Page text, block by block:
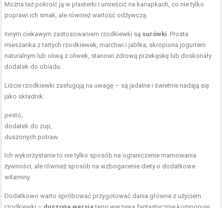
Można też pokroić ją w plasterki i umieścić na kanapkach, co nie tylko
poprawi ich smak, ale również wartość odżywczą.
Innym ciekawym zastosowaniem rzodkiewki są surówki. Prosta
mieszanka z tartych rzodkiewek, marchwi i jabłka, skropiona jogurtem
naturalnym lub oliwą z oliwek, stanowi zdrową przekąskę lub doskonały
dodatek do obiadu.
Liście rzodkiewki zasługują na uwagę – są jadalne i świetnie nadają się
jako składnik:
pesto,
dodatek do zup,
duszonych potraw.
Ich wykorzystanie to nie tylko sposób na ograniczenie marnowania
żywności, ale również sposób na wzbogacenie diety o dodatkowe
witaminy.
Dodatkowo warto spróbować przygotować dania główne z użyciem